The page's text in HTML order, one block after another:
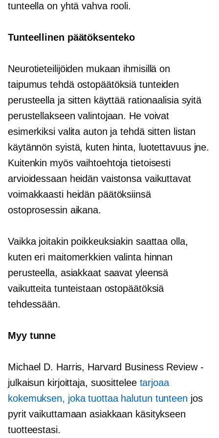
tunteella on yhtä vahva rooli.
Tunteellinen päätöksenteko
Neurotieteilijöiden mukaan ihmisillä on
taipumus tehdä ostopäätöksiä tunteiden
perusteella ja sitten käyttää rationaalisia syitä
perustellakseen valintojaan. He voivat
esimerkiksi valita auton ja tehdä sitten listan
käytännön syistä, kuten hinta, luotettavuus jne.
Kuitenkin myös vaihtoehtoja tietoisesti
arvioidessaan heidän vaistonsa vaikuttavat
voimakkaasti heidän päätöksiinsä
ostoprosessin aikana.
Vaikka joitakin poikkeuksiakin saattaa olla,
kuten eri maitomerkkien valinta hinnan
perusteella, asiakkaat saavat yleensä
vaikutteita tunteistaan ​​ostopäätöksiä
tehdessään.
Myy tunne
Michael D. Harris, Harvard Business Review -
julkaisun kirjoittaja, suosittelee tarjoaa
kokemuksen, joka tuottaa halutun tunteen jos
pyrit vaikuttamaan asiakkaan käsitykseen
tuotteestasi.